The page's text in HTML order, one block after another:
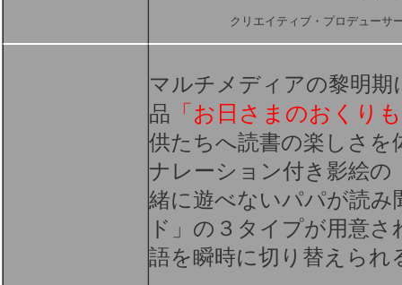
クリエイティブ・プロデュー
マルチメディアの黎明
品 「お日さまのおくり
供たちへ読書の楽しさを
ナレーション付き影絵の
緒に遊べないパパが読み
ド」の３タイプが用意
語を瞬時に切り替えられ